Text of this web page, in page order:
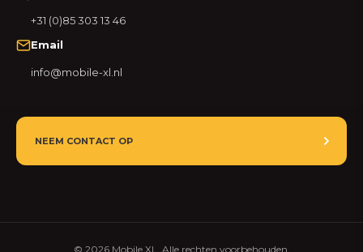
+31 (0)85 303 13 46
Email
info@mobile-xl.nl
NEEM CONTACT OP
© 2026 Mobile XL. Alle rechten voorbehouden.